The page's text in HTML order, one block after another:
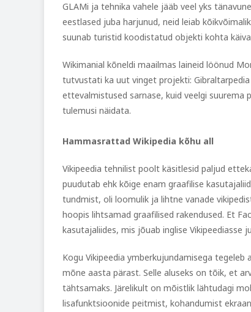
GLAMi ja tehnika vahele jääb veel yks
eestlased juba harjunud, neid leiab
suunab turistid koodistatud objekti kohta
Wikimanial kõneldi maailmas laineid löönud
tutvustati ka uut vinget projekti:
ettevalmistused sarnase, kuid veelgi
tulemusi näidata.
Hammasrattad Wikipedia kõhu all
Vikipeedia tehnilist poolt käsitlesid paljud
puudutab ehk kõige enam graafilise
tundmist, oli loomulik ja lihtne vanade
hoopis lihtsamad graafilised rakendused. Et
kasutajaliides, mis jõuab inglise Vikipeediasse
Kogu Vikipeedia ymberkujundamisega
mõne aasta pärast. Selle aluseks on tõik, et
tähtsamaks. Järelikult on mõistlik lähtudagi
lisafunktsioonide peitmist, kohandumist